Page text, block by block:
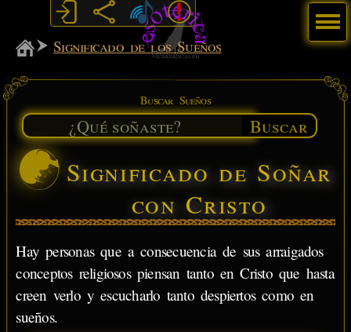
MiSabueso
Significado de los Sueños
Buscar Sueños
Buscar
Significado de Soñar
con Cristo
Hay personas que a consecuencia de sus arraigados
conceptos religiosos piensan tanto en Cristo que hasta
creen verlo y escucharlo tanto despiertos como en
sueños.
Menú